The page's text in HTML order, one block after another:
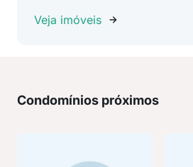
Veja imóveis
Condomínios próximos